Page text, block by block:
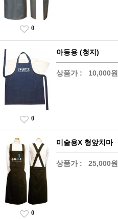
0
아동용 (청지)
상품가 : 10,000원
0
미술용X 형앞치마
상품가 : 25,000원
0